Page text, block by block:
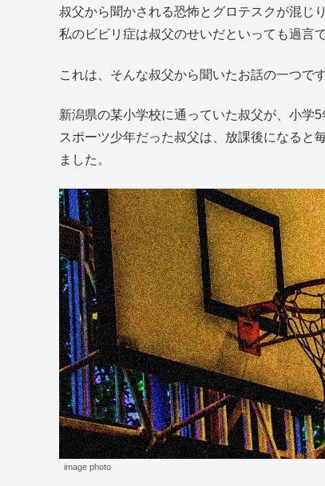
私の叔父は、幼い頃から現在の40歳に至るま
叔父から聞かされる恐怖とグロテスクが混じ
これは、そんな叔父から聞いたお話の一つで
スポーツ少年だった叔父は、放課後になると
ました。